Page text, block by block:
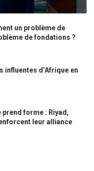
un problème de
de fondations ?
influentes d’Afrique en
forme : Riyad,
leur alliance